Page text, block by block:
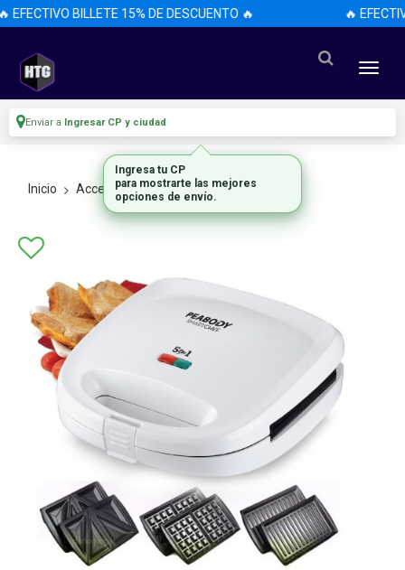
EFECTIVO BILLETE 15% DE DESCUENTO 🔥 🔥
Enviar a Ingresar CP y ciudad
Inicio Accesorios Accesorios
Ingresa tu CP
para mostrarte las mejores
opciones de envío.